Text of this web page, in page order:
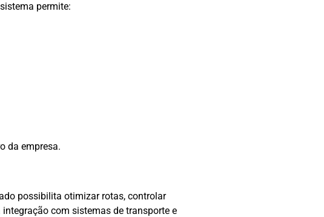
permite:
da empresa.
possibilita otimizar rotas, controlar
com sistemas de transporte e